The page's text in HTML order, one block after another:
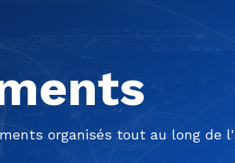
organisés tout au long de